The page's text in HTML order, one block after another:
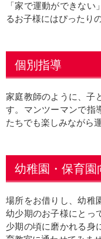
「家で運動ができな
るお子様にはぴったり
個別指導
家庭教師のように、子
す。マンツーマンで指
たちでも楽しみながら
幼稚園・保育園
場所をお借りし、幼稚
幼少期のお子様にとっ
少期の頃に磨かれる身